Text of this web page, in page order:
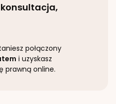
połączony
i uzyskasz
prawną online.